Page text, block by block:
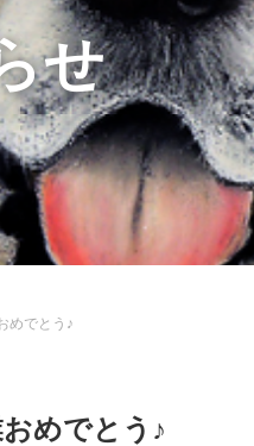
せ
めでとう♪
めでとう♪